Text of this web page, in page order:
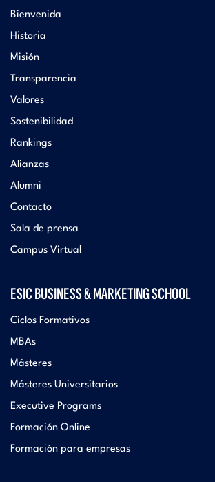
Bienvenida
Historia
Misión
Transparencia
Valores
Sostenibilidad
Rankings
Alianzas
Alumni
Contacto
Sala de prensa
Campus Virtual
ESIC BUSINESS & MARKETING SCHOOL
Ciclos Formativos
MBAs
Másteres
Másteres Universitarios
Executive Programs
Formación Online
Formación para empresas